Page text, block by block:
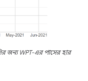
জন্য WPT-এর পাসের হার